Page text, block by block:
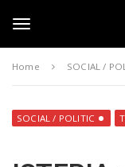
i
a
Home SOCIAL /
SOCIAL / POLITIC